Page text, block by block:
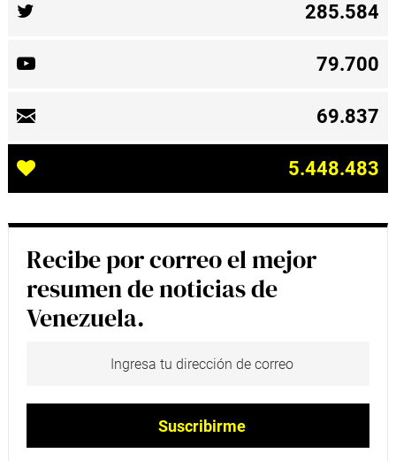
285.584
79.700
69.837
5.448.483
Recibe por correo el mejor
resumen de noticias de
Venezuela.